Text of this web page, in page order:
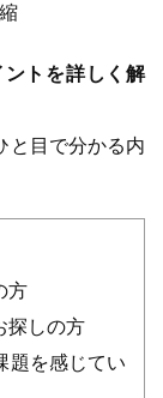
トを詳しく解
と目で分かる内
方
探しの方
題を感じてい